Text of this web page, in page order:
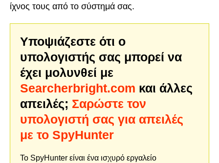
ίχνος τους από το σύστημά σας.
Υποψιάζεστε ότι ο
υπολογιστής σας μπορεί να
έχει μολυνθεί με
Searcherbright.com και άλλες
απειλές; Σαρώστε τον
υπολογιστή σας για απειλές
με το SpyHunter
Το SpyHunter είναι ένα ισχυρό εργαλείο